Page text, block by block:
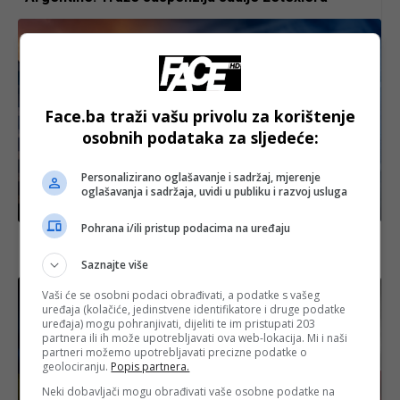
Građani BiH od danas mogu tražiti povrat PDV-a za
prvu nekretninu
Face.ba traži vašu privolu za korištenje
osobnih podataka za sljedeće:
Personalizirano oglašavanje i sadržaj, mjerenje
oglašavanja i sadržaja, uvidi u publiku i razvoj usluga
Pohrana i/ili pristup podacima na uređaju
Saznajte više
Vaši će se osobni podaci obrađivati, a podatke s vašeg
uređaja (kolačiće, jedinstvene identifikatore i druge podatke
uređaja) mogu pohranjivati, dijeliti te im pristupati 203
partnera ili ih može upotrebljavati ova web-lokacija. Mi i naši
partneri možemo upotrebljavati precizne podatke o
geolociranju. Popis partnera.
Neki dobavljači mogu obrađivati vaše osobne podatke na